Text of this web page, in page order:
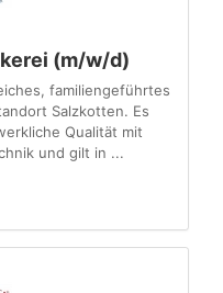
(m/w/d)
familiengeführtes
Salzkotten. Es
Qualität mit
und gilt in ...